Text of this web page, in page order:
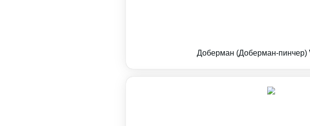
Доберман (Доберман-пинчер)